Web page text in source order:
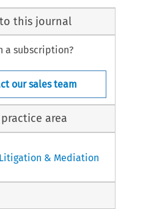
this journal
a subscription?
our sales team
area
& Mediation